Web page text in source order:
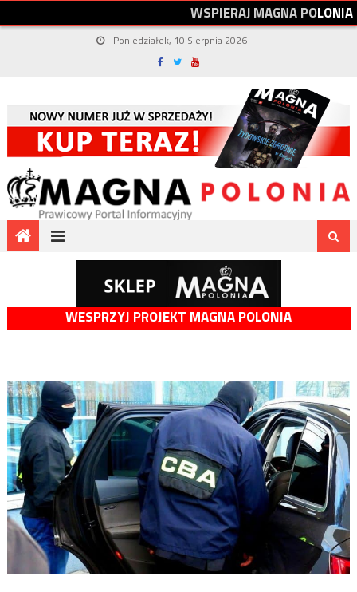
WSPIERAJMAGNAPOLONIA
Poniedziałek, 10 Sierpnia 2026
WESPRZYJ PROJEKT MAGNA POLONIA